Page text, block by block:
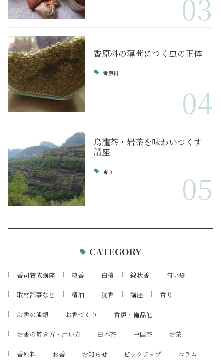
03
香原料の薄荷につく虫の正体
香原料
04
烏龍茶・岩茶を味わいつくす
講座
香り 05
CATEGORY
香司養成講座 練香 白檀 線状香 匂い袋
取材記事など 精油 沈香 講座 香り
お香の種類 お香づくり 香炉・備品他
お香の焚き方・用い方 日本茶 中国茶 お茶
香原料 お香 お知らせ ピックアップ コラム